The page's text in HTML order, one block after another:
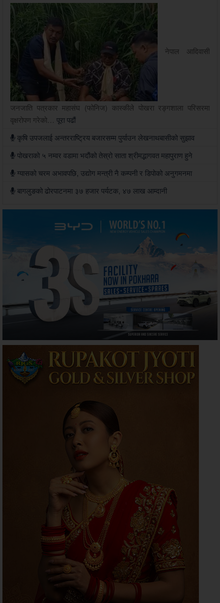
नेपाल आदिवासी
जनजाति पत्रकार महासंघ (फोनिज) कास्कीले पोखरा रङ्गशाला परिसरमा
वृक्षरोपण गरेको… पूरा पढौं
कृषि उपजलाई अन्तरराष्ट्रिय बजारसम्म पुर्याउन लेखनाथबासीको सुझाव
पोखराको ५ नम्वर वडामा भदौंको तेस्रो साता श्रीमद्भागवत महापुराण हुने
ग्यासको चरम अभावपछि, उद्योग मन्त्री नै कम्पनी र डिपोको अनुगमनमा
बागलुङको ढोरपाटनमा ३७ हजार पर्यटक, ४७ लाख आम्दानी